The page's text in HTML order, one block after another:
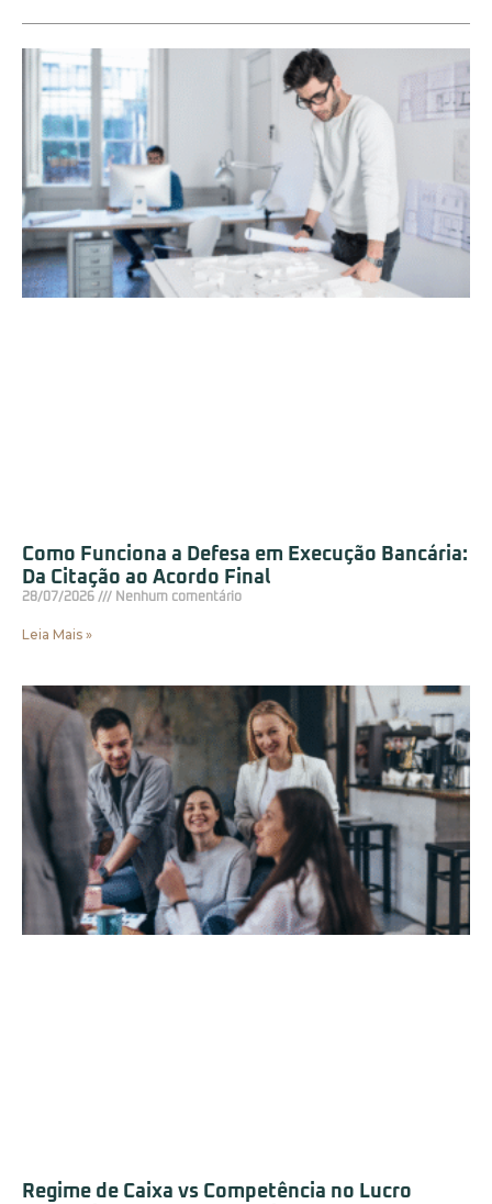
Como Funciona a Defesa em Execução Bancária:
Da Citação ao Acordo Final
28/07/2026 Nenhum comentário
Leia Mais »
Regime de Caixa vs Competência no Lucro